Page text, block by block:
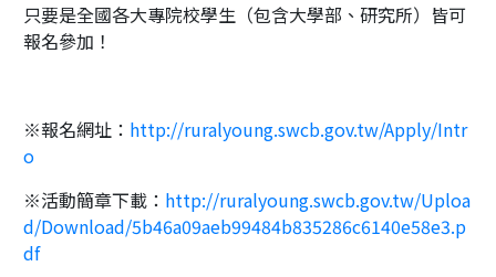
只要是全國各大專院校學生（包含大學部、研究所）皆可
報名參加！
※報名網址： http://ruralyoung.swcb.gov.tw/Apply/Intr
o
※活動簡章下載： http://ruralyoung.swcb.gov.tw/Uploa
d/Download/5b46a09aeb99484b835286c6140e58e3.p
df